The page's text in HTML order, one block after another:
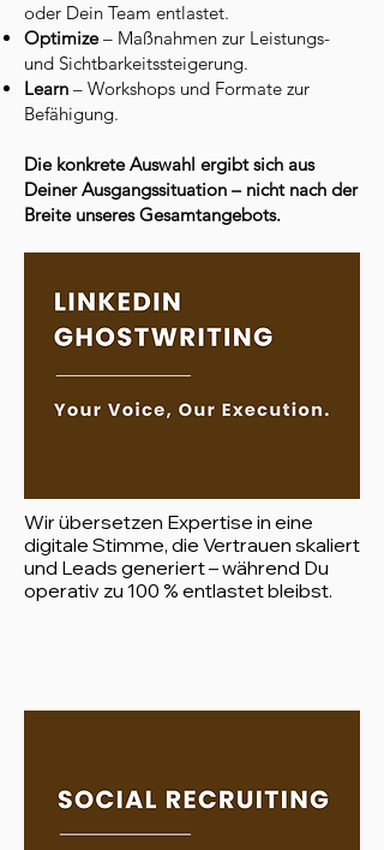
oder Dein Team entlastet.
Optimize– Maßnahmen zur Leistungs-
und Sichtbarkeitssteigerung.
Learn – Workshops und Formate zur
Befähigung.
Die konkrete Auswahl ergibt sich aus
Deiner Ausgangssituation – nicht nach der
Breite unseres Gesamtangebots.
Wir übersetzen Expertise in eine
digitale Stimme, die Vertrauen skaliert
und Leads generiert – während Du
operativ zu 100 % entlastet bleibst.